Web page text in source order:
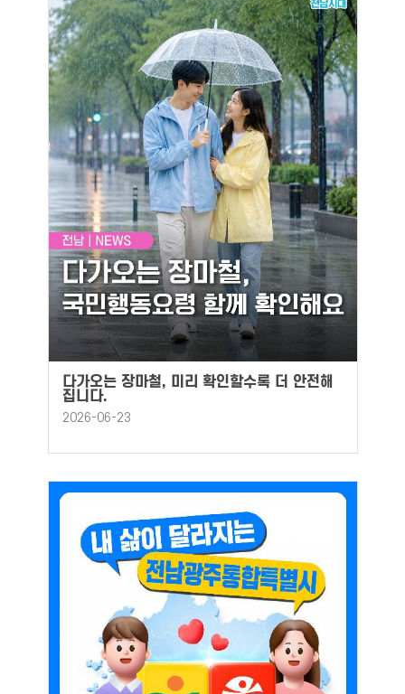
다가오는 장마철, 미리 확인할수록 더 안전해
집니다.
2026-06-23